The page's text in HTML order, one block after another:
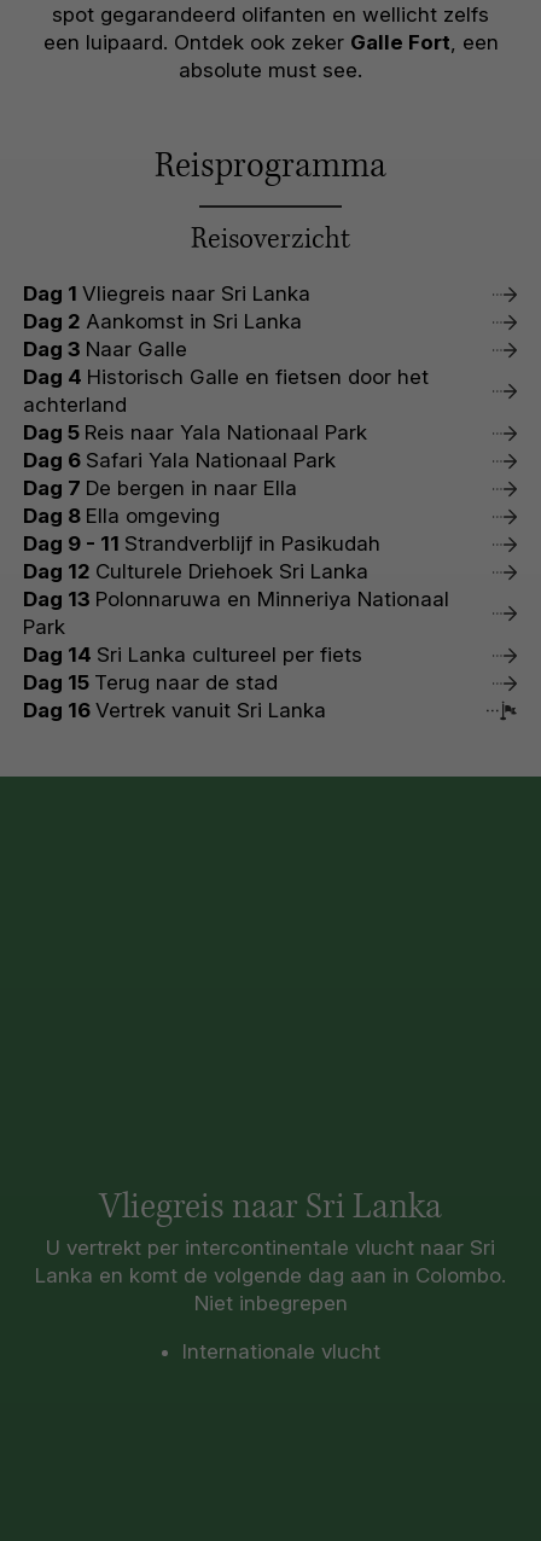
spot gegarandeerd olifanten en wellicht zelfs
een luipaard. Ontdek ook zeker Galle Fort, een
absolute must see.
Reisprogramma
Reisoverzicht
Dag 1 Vliegreis naar Sri Lanka
Dag 2 Aankomst in Sri Lanka
Dag 3 Naar Galle
Dag 4 Historisch Galle en fietsen door het
achterland
Dag 5 Reis naar Yala Nationaal Park
Dag 6 Safari Yala Nationaal Park
Dag 7 De bergen in naar Ella
Dag 8 Ella omgeving
Dag 9 - 11 Strandverblijf in Pasikudah
Dag 12 Culturele Driehoek Sri Lanka
Dag 13 Polonnaruwa en Minneriya Nationaal
Park
Dag 14 Sri Lanka cultureel per fiets
Dag 15 Terug naar de stad
Dag 16 Vertrek vanuit Sri Lanka
Vliegreis naar Sri Lanka
U vertrekt per intercontinentale vlucht naar Sri
Lanka en komt de volgende dag aan in Colombo.
Niet inbegrepen
Internationale vlucht